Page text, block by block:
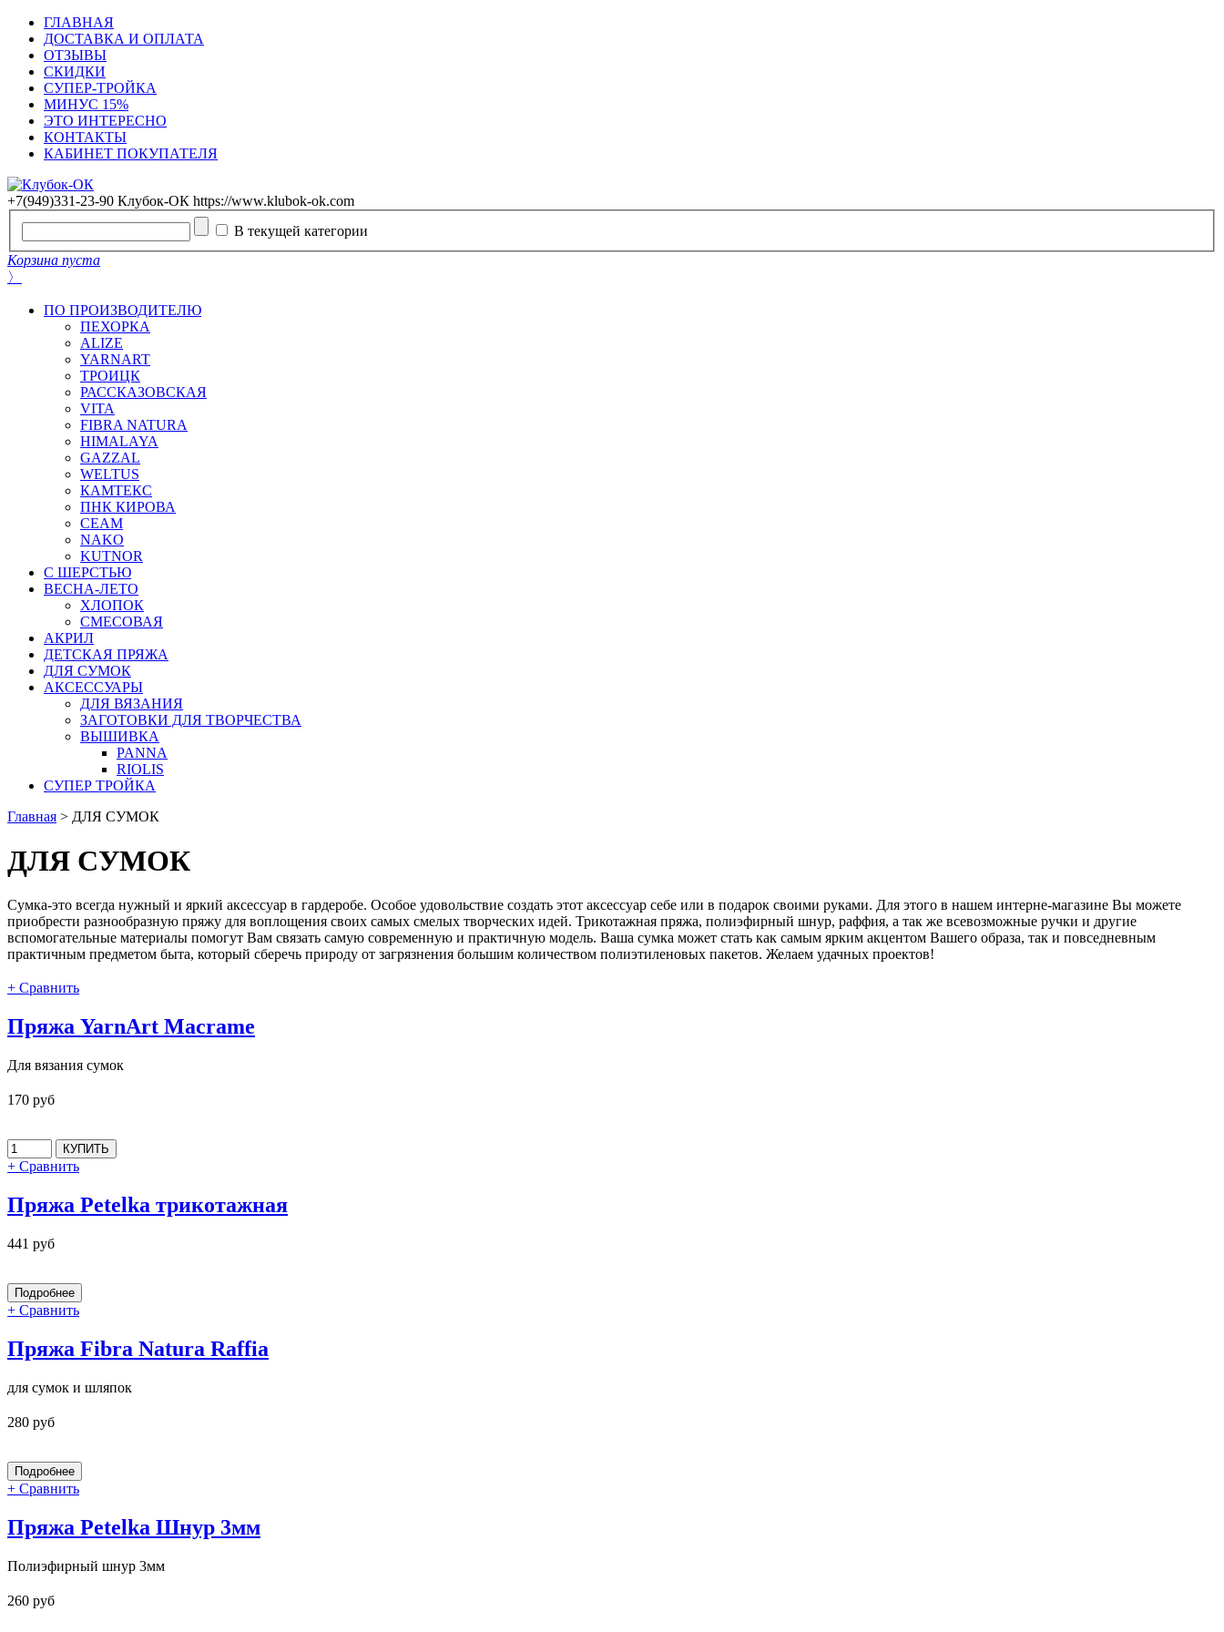
ГЛАВНАЯ
ДОСТАВКА И ОПЛАТА
ОТЗЫВЫ
СКИДКИ
СУПЕР-ТРОЙКА
МИНУС 15%
ЭТО ИНТЕРЕСНО
КОНТАКТЫ
КАБИНЕТ ПОКУПАТЕЛЯ
+7(949)331-23-90 Клубок-ОК https://www.klubok-ok.com
В текущей категории
Корзина пуста
〉
ПО ПРОИЗВОДИТЕЛЮ
ПЕХОРКА
ALIZE
YARNART
ТРОИЦК
РАССКАЗОВСКАЯ
VITA
FIBRA NATURA
HIMALAYA
GAZZAL
WELTUS
КАМТЕКС
ПНК КИРОВА
СЕАМ
NAKO
KUTNOR
С ШЕРСТЬЮ
ВЕСНА-ЛЕТО
ХЛОПОК
СМЕСОВАЯ
АКРИЛ
ДЕТСКАЯ ПРЯЖА
ДЛЯ СУМОК
АКСЕССУАРЫ
ДЛЯ ВЯЗАНИЯ
ЗАГОТОВКИ ДЛЯ ТВОРЧЕСТВА
ВЫШИВКА
PANNA
RIOLIS
СУПЕР ТРОЙКА
Главная > ДЛЯ СУМОК
ДЛЯ СУМОК
Сумка-это всегда нужный и яркий аксессуар в гардеробе. Особое удовольствие создать этот аксессуар себе или в подарок своими руками. Для этого в нашем интерне-магазине Вы можете
приобрести разнообразную пряжу для воплощения своих самых смелых творческих идей. Трикотажная пряжа, полиэфирный шнур, раффия, а так же всевозможные ручки и другие
вспомогательные материалы помогут Вам связать самую современную и практичную модель. Ваша сумка может стать как самым ярким акцентом Вашего образа, так и повседневным
практичным предметом быта, который сберечь природу от загрязнения большим количеством полиэтиленовых пакетов. Желаем удачных проектов!
+ Сравнить
Пряжа YarnArt Macrame
Для вязания сумок
170 руб
+ Сравнить
Пряжа Petelka трикотажная
441 руб
+ Сравнить
Пряжа Fibra Natura Raffia
для сумок и шляпок
280 руб
+ Сравнить
Пряжа Petelka Шнур 3мм
Полиэфирный шнур 3мм
260 руб